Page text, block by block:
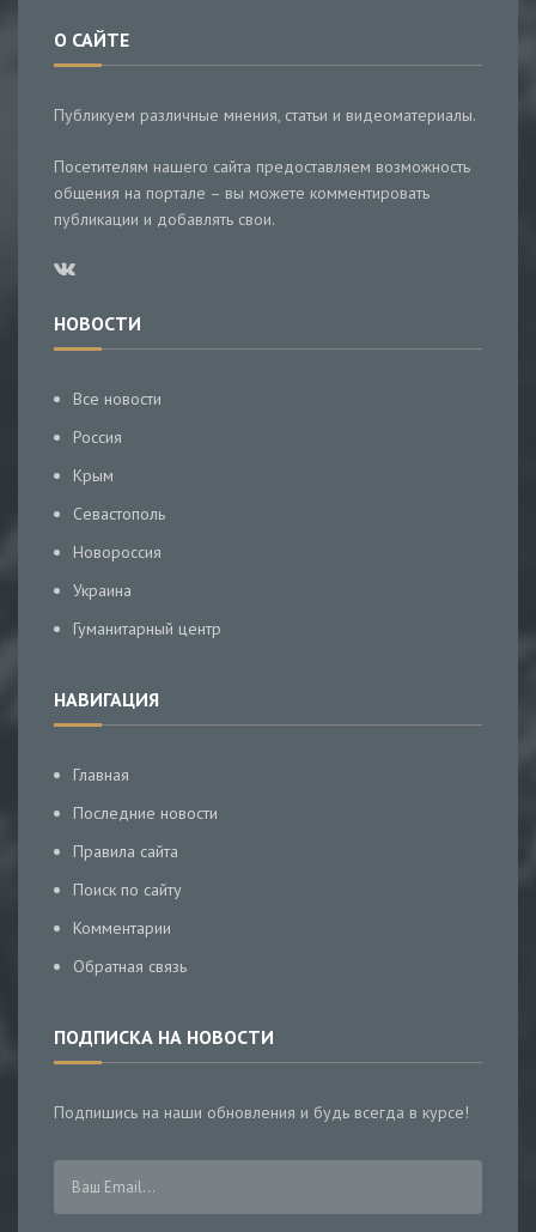
О САЙТЕ
Публикуем различные мнения, статьи и видеоматериалы.
Посетителям нашего сайта предоставляем возможность
общения на портале – вы можете комментировать
публикации и добавлять свои.
НОВОСТИ
Все новости
Россия
Крым
Севастополь
Новороссия
Украина
Гуманитарный центр
НАВИГАЦИЯ
Главная
Последние новости
Правила сайта
Поиск по сайту
Комментарии
Обратная связь
ПОДПИСКА НА НОВОСТИ
Подпишись на наши обновления и будь всегда в курсе!